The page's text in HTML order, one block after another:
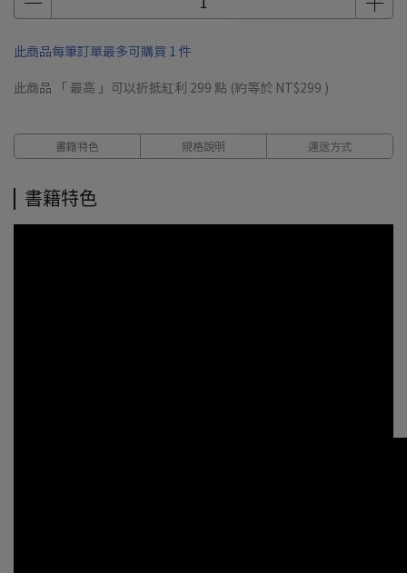
此商品每筆訂單最多可購買 1 件
此商品 「 最高 」可以折抵紅利 299 點 (約等於 NT$299 )
書籍特色 規格說明 運送方式
書籍特色